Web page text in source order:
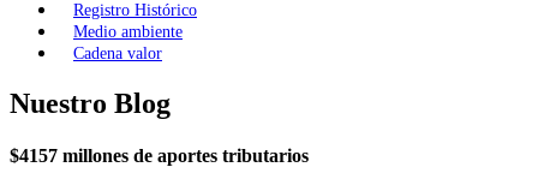
Registro Histórico
Medio ambiente
Cadena valor
Nuestro Blog
$4157 millones de aportes tributarios